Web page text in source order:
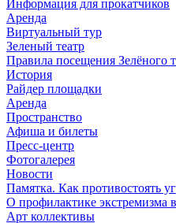
Информация для прокатчиков
Аренда
Виртуальный тур
Зеленый театр
Правила посещения Зелёного
История
Райдер площадки
Аренда
Пространство
Афиша и билеты
Пресс-центр
Фотогалерея
Новости
Памятка. Как противостоять
О профилактике экстремизма
Арт коллективы